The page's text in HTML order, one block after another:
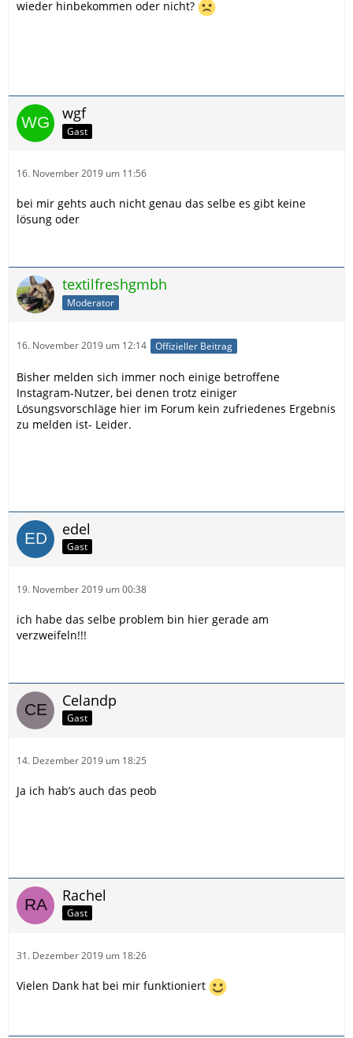
wieder hinbekommen oder nicht?
wgf
Gast
16. November 2019 um 11:56
bei mir gehts auch nicht genau das selbe es gibt keine
lösung oder
textilfreshgmbh
Moderator
16. November 2019 um 12:14 Offizieller Beitrag
Bisher melden sich immer noch einige betroffene
Instagram-Nutzer, bei denen trotz einiger
Lösungsvorschläge hier im Forum kein zufriedenes Ergebnis
zu melden ist- Leider.
edel
Gast
19. November 2019 um 00:38
ich habe das selbe problem bin hier gerade am
verzweifeln!!!
Celandp
Gast
14. Dezember 2019 um 18:25
Ja ich hab’s auch das peob
Rachel
Gast
31. Dezember 2019 um 18:26
Vielen Dank hat bei mir funktioniert